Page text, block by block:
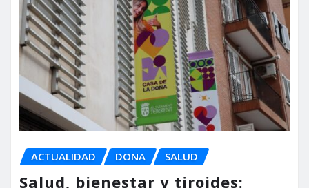
ACTUALIDAD DONA SALUD
Salud, bienestar y tiroides: